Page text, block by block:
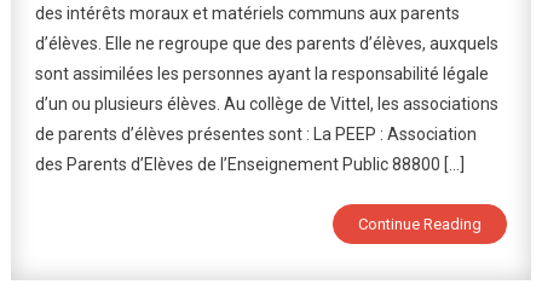
Parents
D’élèves
Au
Collège
des intérêts moraux et matériels communs aux parents
d’élèves. Elle ne regroupe que des parents d’élèves, auxquels
sont assimilées les personnes ayant la responsabilité légale
d’un ou plusieurs élèves. Au collège de Vittel, les associations
de parents d’élèves présentes sont : La PEEP : Association
des Parents d’Elèves de l’Enseignement Public 88800 […]
Continue Reading